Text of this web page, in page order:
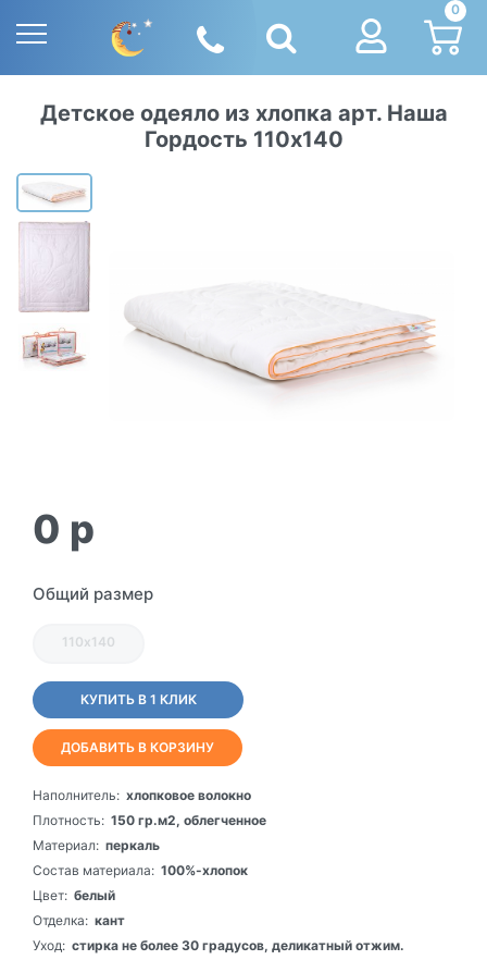
0
Детское одеяло из хлопка арт. Наша
Гордость 110х140
0 p
Общий размер
110х140
КУПИТЬ В 1 КЛИК
ДОБАВИТЬ В КОРЗИНУ
Наполнитель: хлопковое волокно
Плотность: 150 гр.м2, облегченное
Материал: перкаль
Состав материала: 100%-хлопок
Цвет: белый
Отделка: кант
Уход: стирка не более 30 градусов, деликатный отжим.